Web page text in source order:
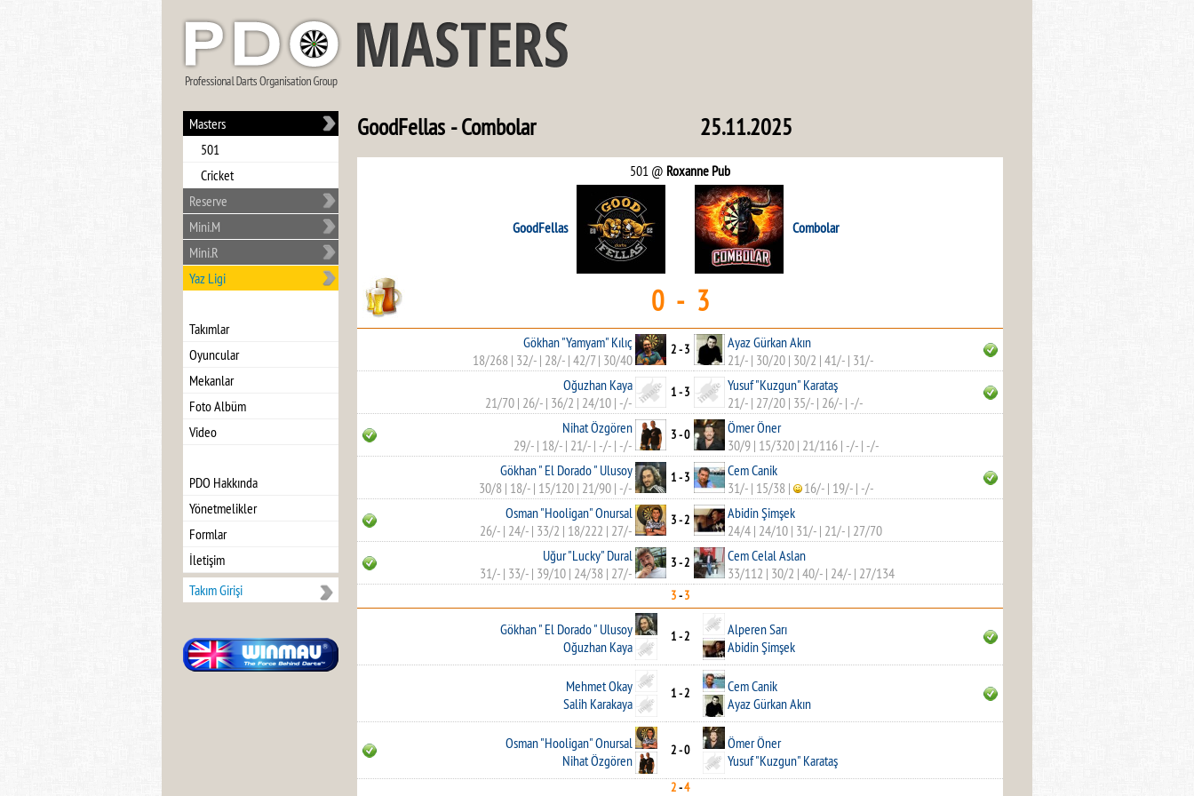
Masters
501
Cricket
Reserve
Mini.M
Mini.R
Yaz Ligi
Takımlar
Oyuncular
Mekanlar
Foto Albüm
Video
PDO Hakkında
Yönetmelikler
Formlar
İletişim
Takım Girişi
25.11.2025
GoodFellas - Combolar
501 @ Roxanne Pub
GoodFellas Combolar
0 - 3
Gökhan "Yamyam" Kılıç
18/268 | 32/- | 28/- | 42/7| 30/40
2 - 3
Ayaz Gürkan Akın
21/- | 30/20 | 30/2 | 41/- | 31/-
Oğuzhan Kaya
21/70 | 26/- | 36/2 | 24/10 | -/-
1 - 3
Yusuf "Kuzgun" Karataş
21/- | 27/20 | 35/- | 26/- | -/-
Nihat Özgören
29/- | 18/- | 21/- | -/- | -/-
3 - 0
Ömer Öner
30/9 | 15/320 | 21/116 | -/- | -/-
Gökhan " El Dorado " Ulusoy
30/8 | 18/- | 15/120 | 21/90 | -/-
1 - 3
Cem Canik
31/- | 15/38 | 16/- | 19/- | -/-
Osman "Hooligan" Onursal
26/- | 24/- | 33/2 | 18/222 | 27/-
3 - 2
Abidin Şimşek
24/4 | 24/10 | 31/- | 21/- | 27/70
Uğur "Lucky" Dural
31/- | 33/- | 39/10 | 24/38 | 27/-
3 - 2
Cem Celal Aslan
33/112 | 30/2 | 40/- | 24/- | 27/134
3-3
Gökhan " El Dorado " Ulusoy
Oğuzhan Kaya
1 - 2
Alperen Sarı
Abidin Şimşek
Mehmet Okay
Salih Karakaya
1 - 2
Cem Canik
Ayaz Gürkan Akın
Osman "Hooligan" Onursal
Nihat Özgören
2 - 0
Ömer Öner
Yusuf "Kuzgun" Karataş
2-4